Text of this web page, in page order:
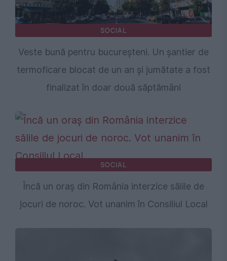
SOCIAL
Veste bună pentru bucureșteni. Un șantier de
termoficare blocat de un an și jumătate a fost
finalizat în doar două săptămâni
SOCIAL
Încă un oraș din România interzice sălile de
jocuri de noroc. Vot unanim în Consiliul Local